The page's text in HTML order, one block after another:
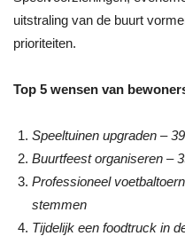
uitstraling van de buurt
prioriteiten.
Top 5 wensen van
Speeltuinen upgraden –
Buurtfeest organiseren –
Professioneel
stemmen
Tijdelijk een foodtruck in